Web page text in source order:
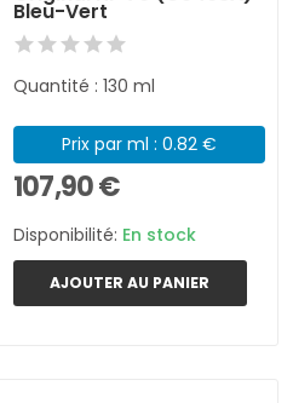
Bleu-Vert
Quantité : 130 ml
Prix par ml : 0.82 €
107,90 €
Disponibilité: En stock
AJOUTER AU PANIER